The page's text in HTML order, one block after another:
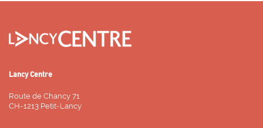
Lancy Centre
Route de Chancy 71
CH-1213 Petit-Lancy